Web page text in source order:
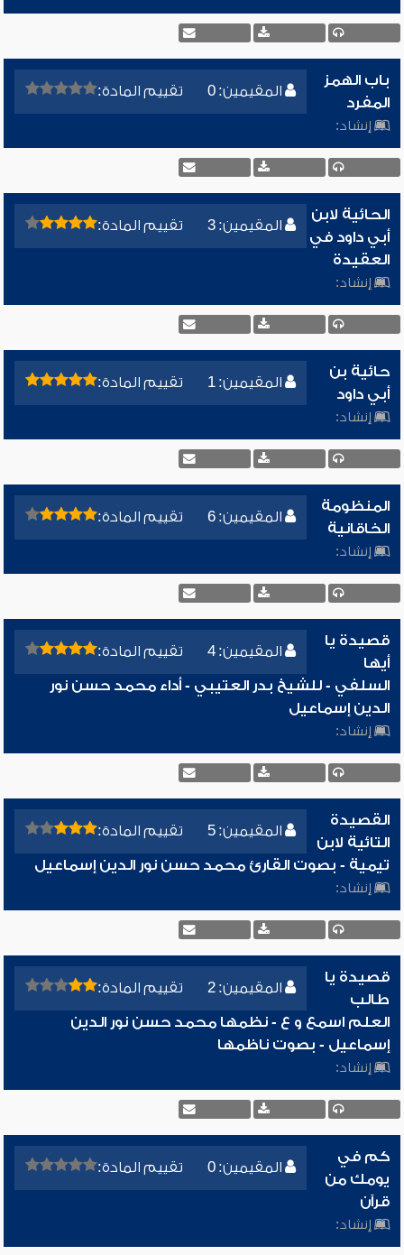
المقيمين: 0 تقييم المادة:
باب الهمز
المفرد
إنشاد:
المقيمين: 3 تقييم المادة:
الحائية لابن
أبي داود في
العقيدة
إنشاد:
المقيمين: 1 تقييم المادة:
حائية بن
أبي داود
إنشاد:
المقيمين: 6 تقييم المادة:
المنظومة
الخاقانية
إنشاد:
المقيمين: 4 تقييم المادة:
قصيدة يا
أيها
السلفي - للشيخ بدر العتيبي - أداء محمد حسن نور
الدين إسماعيل
إنشاد:
المقيمين: 5 تقييم المادة:
القصيدة
التائية لابن
تيمية - بصوت القارئ محمد حسن نور الدين إسماعيل
إنشاد:
المقيمين: 2 تقييم المادة:
قصيدة يا
طالب
العلم اسمع و ع - نظمها محمد حسن نور الدين
إسماعيل - بصوت ناظمها
إنشاد:
المقيمين: 0 تقييم المادة:
كم في
يومك من
قرآن
إنشاد: